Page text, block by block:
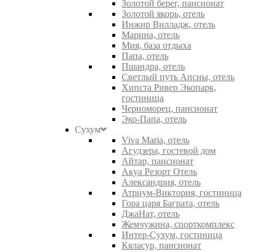
Золотой берег, пансионат
Золотой якорь, отель
Инжир Вилладж, отель
Марина, отель
Мия, база отдыха
Папа, отель
Пшандра, отель
Светлый путь Апсны, отель
Хипста Ривер Экопарк,
гостиница
Черноморец, пансионат
Эко-Папа, отель
Сухум
Viva Maria, отель
Агудзера, гостевой дом
Айтар, пансионат
Акуа Резорт Отель
Александрия, отель
Атриум-Виктория, гостиница
Гора царя Баграта, отель
ДжаНат, отель
Жемчужина, спорткомплекс
Интер-Сухум, гостиница
Кяласур, пансионат